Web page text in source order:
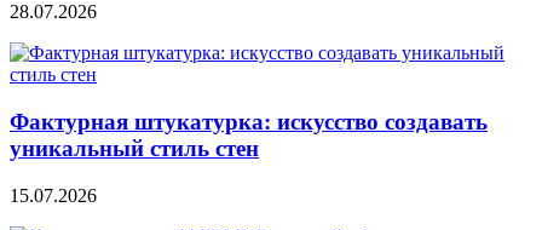
28.07.2026
Фактурная штукатурка: искусство создавать
уникальный стиль стен
15.07.2026